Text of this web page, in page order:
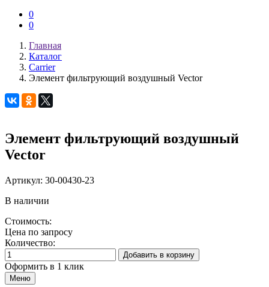
0
0
Главная
Каталог
Carrier
Элемент фильтрующий воздушный Vector
Элемент фильтрующий воздушный
Vector
Артикул: 30-00430-23
В наличии
Стоимость:
Цена по запросу
Количество:
Добавить в корзину
Оформить в 1 клик
Меню